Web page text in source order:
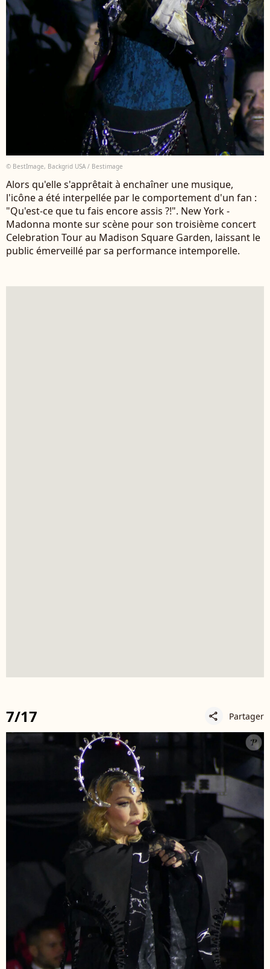
© BestImage, Backgrid USA / Bestimage
Alors qu'elle s'apprêtait à enchaîner une musique,
l'icône a été interpellée par le comportement d'un fan :
"Qu'est-ce que tu fais encore assis ?!". New York -
Madonna monte sur scène pour son troisième concert
Celebration Tour au Madison Square Garden, laissant le
public émerveillé par sa performance intemporelle.
7/17 share Partager